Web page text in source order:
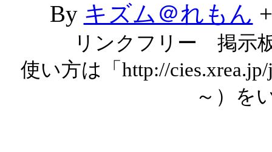
By キズム＠れもん
リンクフリー 掲示
使い方は「http://
～）を